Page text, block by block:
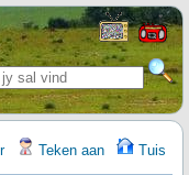
Teken aan Tuis